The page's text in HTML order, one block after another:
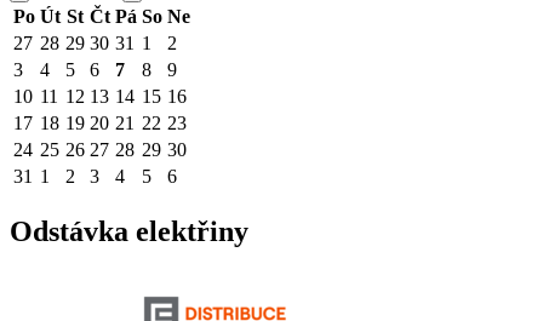
Po Út St Čt Pá So Ne
27 28 29 30 31 1
2
3
4 5 6 7 8
9
10 11 12 13 14 15 16
17 18 19 20 21 22 23
24 25 26 27 28 29 30
31 1 2 3 4 5 6
Odstávka elektřiny